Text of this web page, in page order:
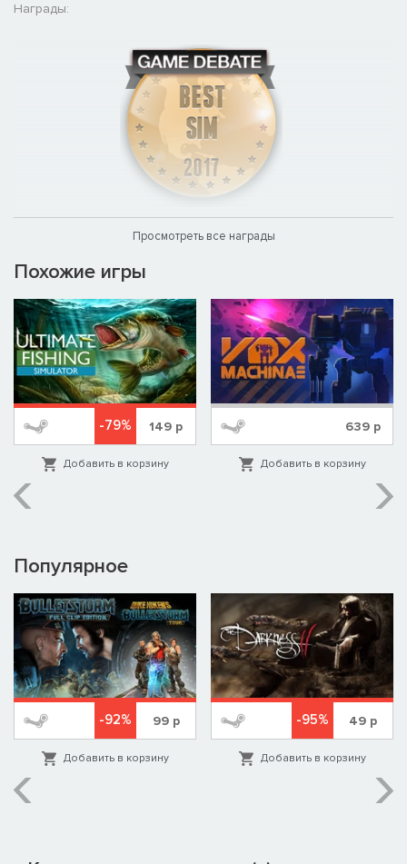
Награды:
Просмотреть все награды
Похожие игры
-79% 149 р
Добавить в корзину
639 р
Добавить в корзину
Популярное
-92% 99р
Добавить в корзину
-95% 49 р
Добавить в корзину